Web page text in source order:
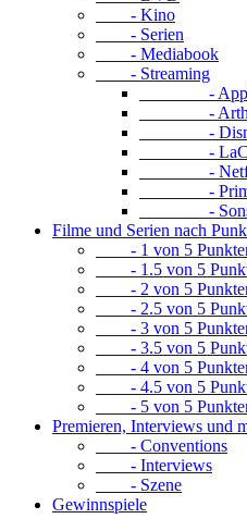
- Kino
- Serien
- Mediabook
- Streaming
- Apple
-
-
-
-
- Prime
-
Filme und Serien nach
- 1 von 5
- 1.5 von 5
- 2 von 5
- 2.5 von 5
- 3 von 5
- 3.5 von 5
- 4 von 5
- 4.5 von 5
- 5 von 5
Premieren, Interviews und
- Conventions
- Interviews
- Szene
Gewinnspiele